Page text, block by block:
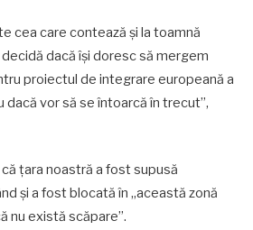
cea care contează și la toamnă
dacă își doresc să mergem
proiectul de integrare europeană a
dacă vor să se întoarcă în trecut”,
țara noastră a fost supusă
și a fost blocată în „această zonă
nu există scăpare”.